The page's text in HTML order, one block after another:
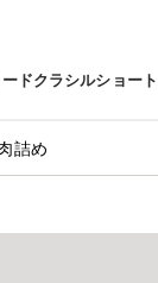
ドクラシルショート
詰め